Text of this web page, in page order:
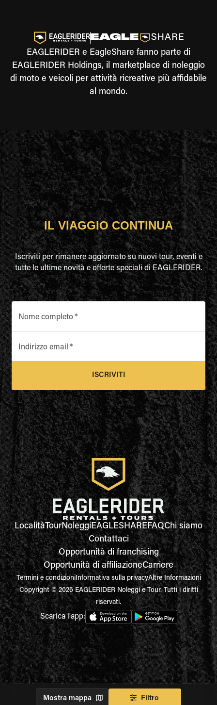
EAGLERIDER e EagleShare fanno parte di
EAGLERIDER Holdings, il marketplace di noleggio
di moto e veicoli per attività ricreative più affidabile
al mondo.
Mostra mappa Filtro
IL VIAGGIO CONTINUA
Iscriviti per rimanere aggiornato su nuovi tour, eventi e
tutte le ultime novità e offerte speciali di EAGLERIDER.
Nome completo*
Indirizzo email *
ISCRIVITI
LocalitàTourNoleggiEAGLESHAREFAQChi siamo
Contattaci
Opportunità di franchising
Opportunità di affiliazioneCarriere
Termini e condizioniInformativa sulla privacyAltre Informazioni
Copyright © 2026 EAGLERIDER Noleggi e Tour. Tutti i diritti
riservati.
Scarica l'app: